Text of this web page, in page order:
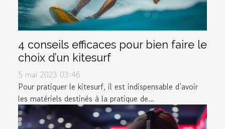
4 conseils efficaces pour bien faire le
choix d’un kitesurf
5 mai 2023 03:46
Pour pratiquer le kitesurf, il est indispensable d’avoir
les matériels destinés à la pratique de...